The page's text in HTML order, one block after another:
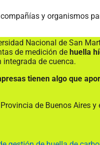
y organismos
Nacional de San
de medición de huella
de cuenca.
tienen algo que
de Buenos Aires y